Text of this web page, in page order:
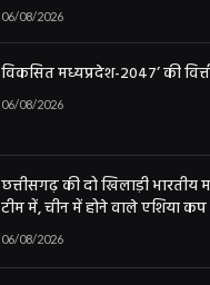
06/08/2026
विकसित मध्यप्रदेश-2047’ की
06/08/2026
छत्तीसगढ़ की दो खिलाड़ी भारतीय
टीम में, चीन में होने वाले एशिया
06/08/2026